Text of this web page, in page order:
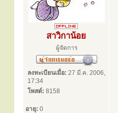
สาวิกาน้อย
ผู้จัดการ
ลงทะเบียนเมื่อ: 27 มี.ค. 2006,
17:34
โพสต์: 8158
อายุ: 0